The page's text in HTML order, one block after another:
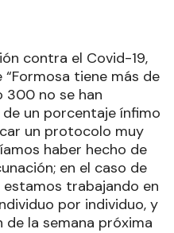
contra el Covid-19,
tiene más de
300 no se han
un porcentaje ínfimo
un protocolo muy
haber hecho de
en el caso de
estamos trabajando en
por individuo, y
de la semana próxima